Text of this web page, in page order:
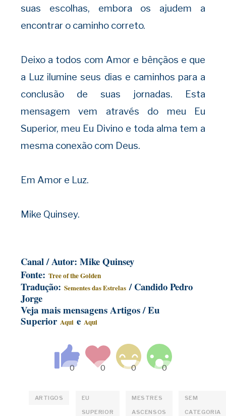
suas escolhas, embora os ajudem a
encontrar o caminho correto.
Deixo a todos com Amor e bênçãos e que
a Luz ilumine seus dias e caminhos para a
conclusão de suas jornadas. Esta
mensagem vem através do meu Eu
Superior, meu Eu Divino e toda alma tem a
mesma conexão com Deus.
Em Amor e Luz.
Mike Quinsey.
Canal / Autor: Mike Quinsey
Fonte: Tree of the Golden
Tradução: Sementes das Estrelas/ Candido Pedro
Jorge
Veja mais mensagens Artigos / Eu
Superior Aquie Aqui
ARTIGOS
EU
SUPERIOR
MESTRES
ASCENSOS
SEM
CATEGORIA